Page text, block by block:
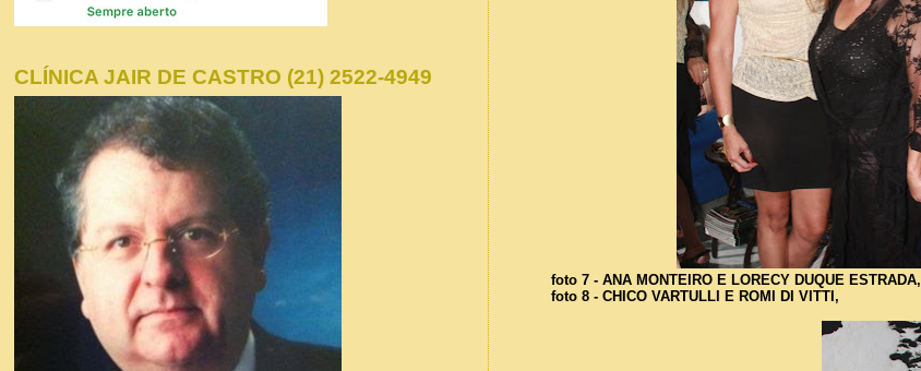
foto 7 - ANA MONTEIRO E LORECY DUQUE ESTRADA,
foto 8 - CHICO VARTULLI E ROMI DI VITTI,
CLÍNICA JAIR DE CASTRO (21) 2522-4949